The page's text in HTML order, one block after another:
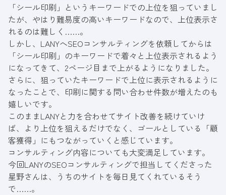
「シール印刷」というキーワードでの上位を狙っていまし
たが、やはり難易度の高いキーワードなので、上位表示さ
れるのは難しく……。
しかし、LANYへSEOコンサルティングを依頼してからは
「シール印刷」のキーワードで着々と上位表示されるよう
になってきて、2ページ目まで上がるようになりました。
さらに、狙っていたキーワードで上位に表示されるように
なったことで、印刷に関する問い合わせ件数が増えたのも
嬉しいです。
このままLANYと力を合わせてサイト改善を続けていけ
ば、より上位を狙えるだけでなく、ゴールとしている「顧
客獲得」にもつながっていくと感じています。
コンサルティング内容についても大変満足しています。
今回LANYのSEOコンサルティングで担当してくださった
星野さんは、うちのサイトを毎日見てくれているそう
で……。